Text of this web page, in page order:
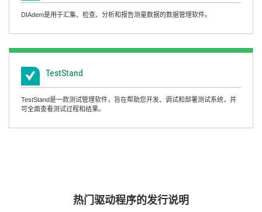
DIAdem是用于汇集、检查、分析和报告测量数据的数据管理软件。
TestStand
TestStand是一款测试管理软件，旨在帮助您开发、调试和部署测试系统，并
可全面查看测试过程和结果。
热门驱动程序的发行说明